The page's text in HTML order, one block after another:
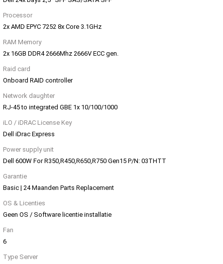
Processor
2x AMD EPYC 7252 8x Core 3.1GHz
RAM Memory
2x 16GB DDR4 2666Mhz 2666V ECC gen.
Raid card
Onboard RAID controller
Network daughter
RJ-45 to integrated GBE 1x 10/100/1000
iLO / iDRAC License Key
Dell iDrac Express
Power supply unit
Dell 600W For R350,R450,R650,R750 Gen15 P/N: 03THTT
Garantie
Basic | 24 Maanden Parts Replacement
OS & Licenties
Geen OS / Software licentie installatie
Fan
6
Type Server